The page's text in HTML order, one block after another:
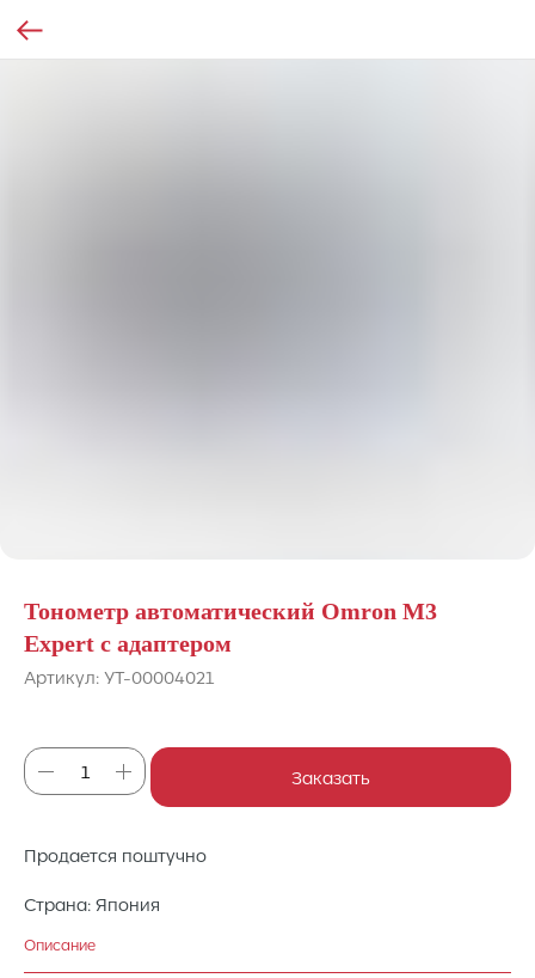
Тонометр автоматический Omron M3
Expert с адаптером
Артикул: УТ-00004021
Заказать
Продается поштучно
Страна: Япония
Описание